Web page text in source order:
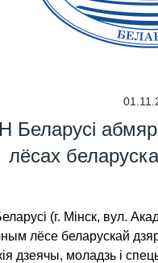
Беларусі
лёсах
(г. Мінск, вул.
лёсе беларускай
дзеячы, моладзь і